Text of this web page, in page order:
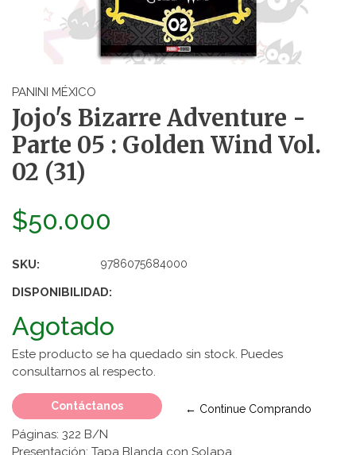
PANINI MÉXICO
Jojo's Bizarre Adventure -
Parte 05 : Golden Wind Vol.
02 (31)
$50.000
SKU: 9786075684000
DISPONIBILIDAD:
Agotado
Este producto se ha quedado sin stock. Puedes
consultarnos al respecto.
Contáctanos ← Continue Comprando
Páginas: 322 B/N
Presentación: Tapa Blanda con Solapa